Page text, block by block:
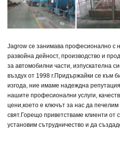
Jagrow се занимава професионално с
развойна дейност, производство и
за автомобилни части, изпускателна
въздух от 1998 г.Придържайки се към
изгода, ние имаме надеждна
нашите професионални услуги,
цени,което е ключът за нас да
свят.Горещо приветстваме клиенти от
установим сътрудничество и да